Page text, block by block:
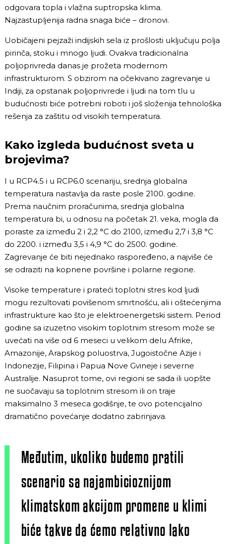
odgovara topla i vlažna suptropska klima.
Najzastupljenija radna snaga biće – dronovi.
Uobičajeni pejzaži indijskih sela iz prošlosti uključuju polja
pirinča, stoku i mnogo ljudi. Ovakva tradicionalna
poljoprivreda danas je prožeta modernom
infrastrukturom. S obzirom na očekivano zagrevanje u
Indiji, za opstanak poljoprivrede i ljudi na tom tlu u
budućnosti biće potrebni roboti i još složenija tehnološka
rešenja za zaštitu od visokih temperatura.
Kako izgleda budućnost sveta u
brojevima?
I u RCP4.5 i u RCP6.0 scenariju, srednja globalna
temperatura nastavlja da raste posle 2100. godine.
Prema naučnim proračunima, srednja globalna
temperatura bi, u odnosu na početak 21. veka, mogla da
poraste za između 2 i 2,2 °C do 2100, između 2,7 i 3,8 °C
do 2200. i između 3,5 i 4,9 °C do 2500. godine.
Zagrevanje će biti nejednako raspoređeno, a najviše će
se odraziti na kopnene površine i polarne regione.
Visoke temperature i prateći toplotni stres kod ljudi
mogu rezultovati povišenom smrtnošću, ali i oštećenjima
infrastrukture kao što je elektroenergetski sistem. Period
godine sa izuzetno visokim toplotnim stresom može se
uvećati na više od 6 meseci u velikom delu Afrike,
Amazonije, Arapskog poluostrva, Jugoistočne Azije i
Indonezije, Filipina i Papua Nove Gvineje i severne
Australije. Nasuprot tome, ovi regioni se sada ili uopšte
ne suočavaju sa toplotnim stresom ili on traje
maksimalno 3 meseca godišnje, te ovo potencijalno
dramatično povećanje dodatno zabrinjava.
Međutim, ukoliko budemo pratili
scenario sa najambicioznijom
klimatskom akcijom promene u klimi
biće takve da ćemo relativno lako